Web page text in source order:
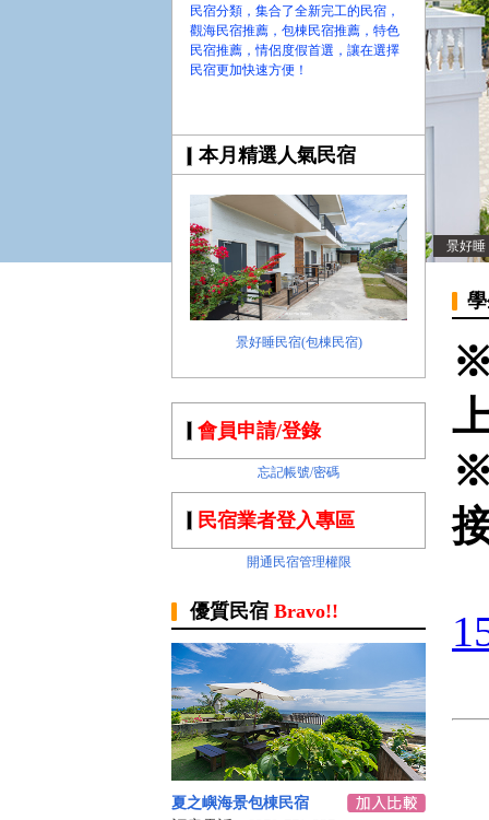
【哇靠小琉球粉絲團】即時動態!!
民宿分類，集合了全新完工的民宿，
觀海民宿推薦，包棟民宿推薦，特色
民宿推薦，情侶度假首選，讓在選擇
民宿更加快速方便！
本月精選人氣民宿
景好睡民宿(包棟民宿)
景好睡
會員申請/登錄
忘記帳號/密碼
民宿業者登入專區
開通民宿管理權限
優質民宿 Bravo!!
夏之嶼海景包棟民宿